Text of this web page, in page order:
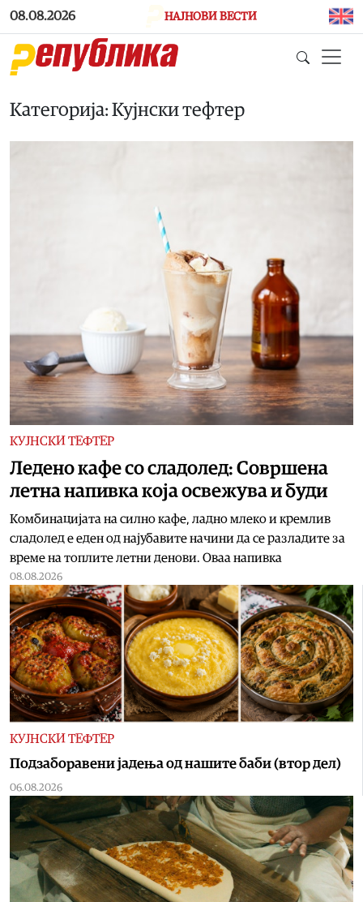
Skip to main content
08.08.2026 НАЈНОВИ ВЕСТИ
Категорија: Кујнски тефтер
КУЈНСКИ ТЕФТЕР
Ледено кафе со сладолед: Совршена
летна напивка која освежува и буди
Комбинацијата на силно кафе, ладно млеко и кремлив
сладолед е еден од најубавите начини да се разладите за
време на топлите летни денови. Оваа напивка
08.08.2026
КУЈНСКИ ТЕФТЕР
Подзаборавени јадења од нашите баби (втор дел)
06.08.2026